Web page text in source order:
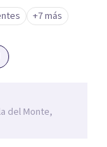
les ayuden a
respeto a las
enfoque
soy especialista
+7 más
del Monte,